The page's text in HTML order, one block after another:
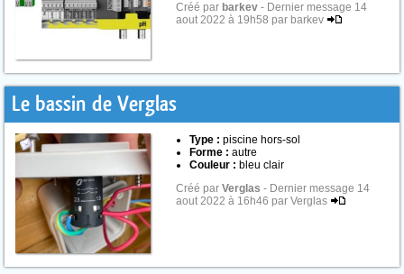
Créé par barkev - Dernier message 14
aout 2022 à 19h58 par barkev
Le bassin de Verglas
Type : piscine hors-sol
Forme : autre
Couleur : bleu clair
Créé par Verglas - Dernier message 14
aout 2022 à 16h46 par Verglas